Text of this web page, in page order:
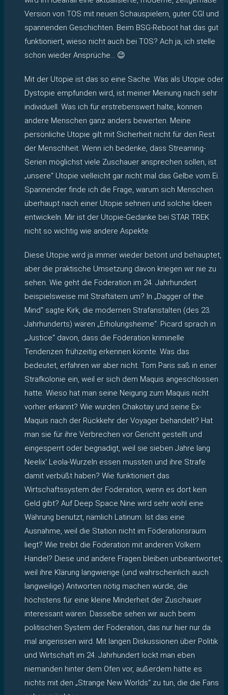
Version von TOS mit neuen Schauspielern, guter CGI und
spannenden Geschichten. Beim BSG-Reboot hat das gut
funktioniert, wieso nicht auch bei TOS? Ach ja, ich stelle
schon wieder Ansprüche… 😉
Mit der Utopie ist das so eine Sache. Was als Utopie oder
Dystopie empfunden wird, ist meiner Meinung nach sehr
individuell. Was ich für erstrebenswert halte, können
andere Menschen ganz anders bewerten. Meine
persönliche Utopie gilt mit Sicherheit nicht für den Rest
der Menschheit. Wenn ich bedenke, dass Streaming-
Serien möglichst viele Zuschauer ansprechen sollen, ist
„unsere“ Utopie vielleicht gar nicht mal das Gelbe vom Ei.
Spannender finde ich die Frage, warum sich Menschen
überhaupt nach einer Utopie sehnen und solche Ideen
entwickeln. Mir ist der Utopie-Gedanke bei STAR TREK
nicht so wichtig wie andere Aspekte.
Diese Utopie wird ja immer wieder betont und behauptet,
aber die praktische Umsetzung davon kriegen wir nie zu
sehen. Wie geht die Föderation im 24. Jahrhundert
beispielsweise mit Straftätern um? In „Dagger of the
Mind“ sagte Kirk, die modernen Strafanstalten (des 23.
Jahrhunderts) wären „Erholungsheime“. Picard sprach in
„Justice“ davon, dass die Föderation kriminelle
Tendenzen frühzeitig erkennen könnte. Was das
bedeutet, erfahren wir aber nicht. Tom Paris saß in einer
Strafkolonie ein, weil er sich dem Maquis angeschlossen
hatte. Wieso hat man seine Neigung zum Maquis nicht
vorher erkannt? Wie wurden Chakotay und seine Ex-
Maquis nach der Rückkehr der Voyager behandelt? Hat
man sie für ihre Verbrechen vor Gericht gestellt und
eingesperrt oder begnadigt, weil sie sieben Jahre lang
Neelix‘ Leola-Wurzeln essen mussten und ihre Strafe
damit verbüßt haben? Wie funktioniert das
Wirtschaftssystem der Föderation, wenn es dort kein
Geld gibt? Auf Deep Space Nine wird sehr wohl eine
Währung benutzt, nämlich Latinum. Ist das eine
Ausnahme, weil die Station nicht im Föderationsraum
liegt? Wie treibt die Föderation mit anderen Völkern
Handel? Diese und andere Fragen bleiben unbeantwortet,
weil ihre Klärung langwierige (und wahrscheinlich auch
langweilige) Antworten nötig machen würde, die
höchstens für eine kleine Minderheit der Zuschauer
interessant wären. Dasselbe sehen wir auch beim
politischen System der Föderation, das nur hier nur da
mal angerissen wird. Mit langen Diskussionen über Politik
und Wirtschaft im 24. Jahrhundert lockt man eben
niemanden hinter dem Ofen vor, außerdem hätte es
nichts mit den „Strange New Worlds“ zu tun, die die Fans